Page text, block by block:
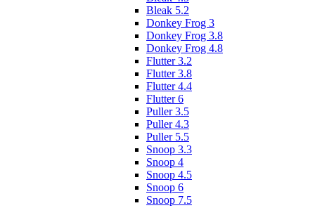
Bleak 5.2
Donkey Frog 3
Donkey Frog 3.8
Donkey Frog 4.8
Flutter 3.2
Flutter 3.8
Flutter 4.4
Flutter 6
Puller 3.5
Puller 4.3
Puller 5.5
Snoop 3.3
Snoop 4
Snoop 4.5
Snoop 6
Snoop 7.5